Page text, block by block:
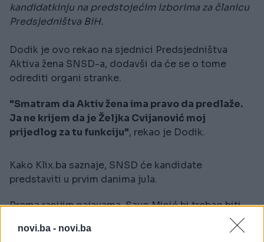
novi.ba - novi.ba
kandidatkinju na predstojećim izborima za članicu
Predsjedništva BiH.
Dodik je ovo rekao na sjednici Predsjedništva
Aktiva žena SNSD-a, dodavši da će se o tome
odrediti organi stranke.
"Smatram da Aktiv žena ima pravo da predlaže.
Ja ne krijem da je Željka Cvijanović moj
prijedlog za tu funkciju", rekao je Dodik.
Kako Klix.ba saznaje, SNSD će kandidate
predstaviti u prvim danima jula.
Prema ranijim najavama, Savo Minić bi trebao biti
kandidat za predsjednika RS-a, a Željka Cvijanović
za Predsjedništvo BiH.